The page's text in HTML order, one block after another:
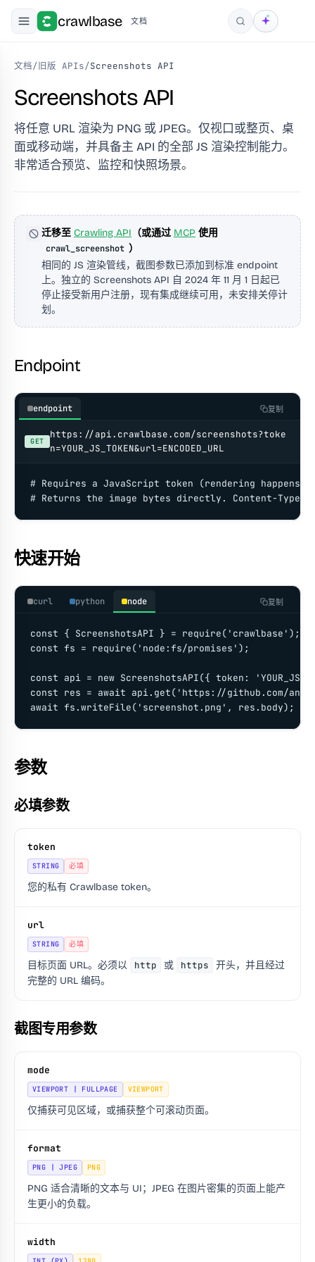
crawlbase 文档
搜索
文档/旧版 APIs/Screenshots API
Screenshots API
将任意 URL 渲染为 PNG 或 JPEG。仅视口或整页、桌
面或移动端，并具备主 API 的全部 JS 渲染控制能力。
非常适合预览、监控和快照场景。
迁移至 Crawling API （或通过 MCP 使用
crawl_screenshot ）
相同的 JS 渲染管线，截图参数已添加到标准 endpoint
上。独立的 Screenshots API 自 2024 年 11 月 1 日起已
停止接受新用户注册，现有集成继续可用，未安排关停计
划。
Endpoint
endpoint 复制
GET
https://api.crawlbase.com/screenshots?toke
n=YOUR_JS_TOKEN&url=ENCODED_URL
# Requires a JavaScript token (rendering happens
# Returns the image bytes directly. Content-Type:
快速开始
curl python node 复制
const { ScreenshotsAPI } = require('crawlbase');
const fs = require('node:fs/promises');
const api = new ScreenshotsAPI({ token:
const res = await api.get('https://github.com/
await fs.writeFile('screenshot.png', res.body);
参数
必填参数
token
STRING 必填
您的私有 Crawlbase token。
url
STRING 必填
目标页面 URL。必须以 http 或 https
开头，并且经过
完整的 URL 编码。
截图专用参数
mode
VIEWPORT | FULLPAGE VIEWPORT
仅捕获可见区域，或捕获整个可滚动页面。
format
PNG | JPEG PNG
PNG 适合清晰的文本与 UI；JPEG 在图片密集的页面上能产
生更小的负载。
width